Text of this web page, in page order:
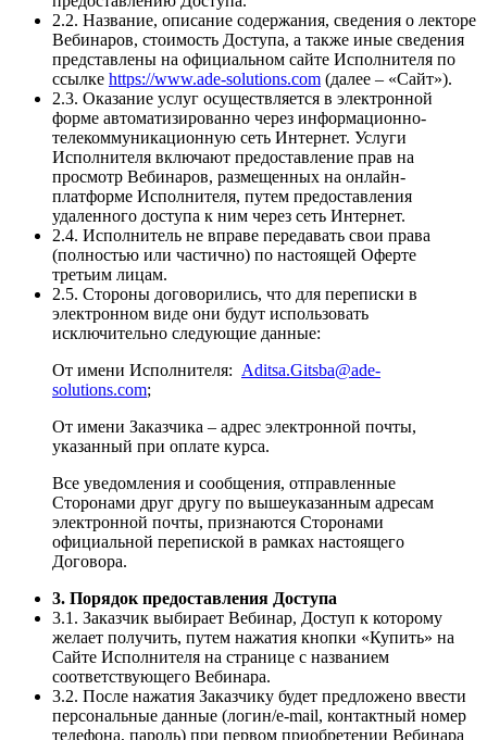
2.2. Название, описание содержания, сведения о лекторе
Вебинаров, стоимость Доступа, а также иные сведения
представлены на официальном сайте Исполнителя по
ссылке https://www.ade-solutions.com (далее – «Сайт»).
2.3. Оказание услуг осуществляется в электронной
форме автоматизированно через информационно-
телекоммуникационную сеть Интернет. Услуги
Исполнителя включают предоставление прав на
просмотр Вебинаров, размещенных на онлайн-
платформе Исполнителя, путем предоставления
удаленного доступа к ним через сеть Интернет.
2.4. Исполнитель не вправе передавать свои права
(полностью или частично) по настоящей Оферте
третьим лицам.
2.5. Стороны договорились, что для переписки в
электронном виде они будут использовать
исключительно следующие данные:
От имени Исполнителя: Aditsa.Gitsba@ade-
solutions.com;
От имени Заказчика – адрес электронной почты,
указанный при оплате курса.
Все уведомления и сообщения, отправленные
Сторонами друг другу по вышеуказанным адресам
электронной почты, признаются Сторонами
официальной перепиской в рамках настоящего
Договора.
3. Порядок предоставления Доступа
3.1. Заказчик выбирает Вебинар, Доступ к которому
желает получить, путем нажатия кнопки «Купить» на
Сайте Исполнителя на странице с названием
соответствующего Вебинара.
3.2. После нажатия Заказчику будет предложено ввести
персональные данные (логин/e-mail, контактный номер
телефона, пароль) при первом приобретении Вебинара